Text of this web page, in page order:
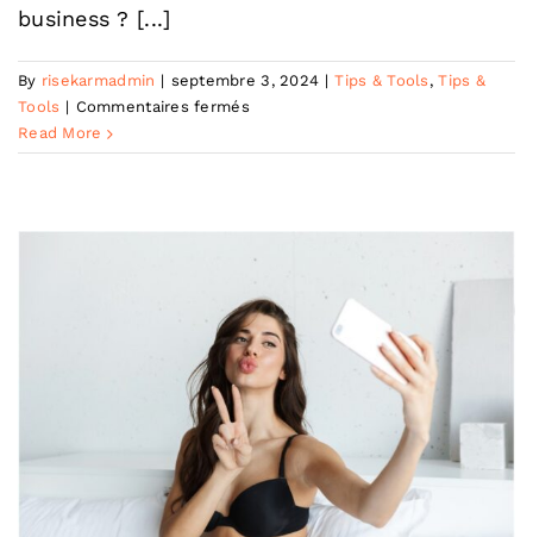
business ? [...]
By risekarmadmin | septembre 3, 2024 | Tips & Tools ,Tips &
Tools | Commentaires ferméssur
:
s’en
servir
son
business
?
Read More
Comment acheter des abonnés
Threads : Un guide complet